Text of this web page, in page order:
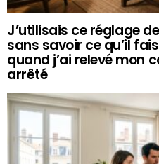
J’utilisais ce réglage
sans savoir ce qu’il
quand j’ai relevé mon
arrêté